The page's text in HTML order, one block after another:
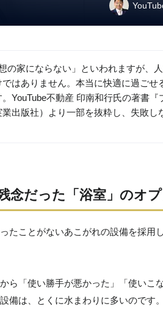
の家にならない」といわれますが、
はありません。本当に快適に過ごせ
。YouTube不動産 印南和行氏の著書
出版社）より一部を抜粋し、失敗し
念だった「浴室」のオ
たことがないあこがれの設備を採用
ら「使い勝手が悪かった」「使いこ
備は、とくに水まわりに多いのです。